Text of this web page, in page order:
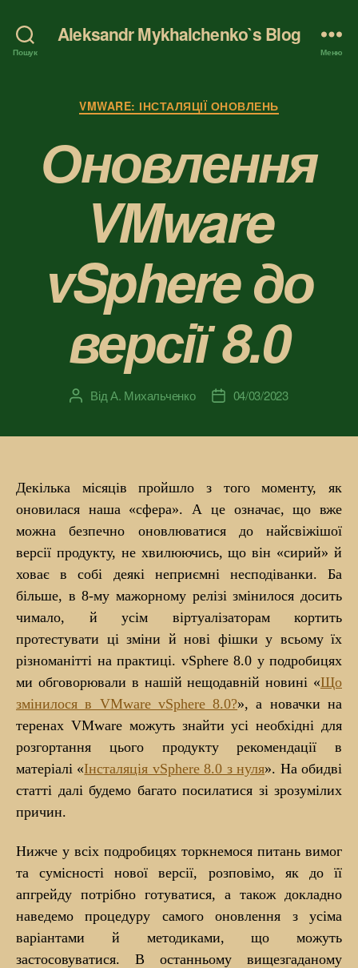
Пошук
Aleksandr Mykhalchenko`s Blog
Меню
Категорії
VMWARE: ІНСТАЛЯЦІЇ ОНОВЛЕНЬ
Оновлення
VMware
vSphere до
версії 8.0
Автор
ВідА. Михальченко
Дата04/03/2023
Декілька місяців пройшло з того моменту, як
оновилася наша «сфера». А це означає, що вже
можна безпечно оновлюватися до найсвіжішої
версії продукту, не хвилюючись, що він «сирий» й
ховає в собі деякі неприємні несподіванки. Ба
більше, в 8-му мажорному релізі змінилося досить
чимало, й усім віртуалізаторам кортить
протестувати ці зміни й нові фішки у всьому їх
різноманітті на практиці. vSphere 8.0 у подробицях
ми обговорювали в нашій нещодавній новині «Що
змінилося в VMware vSphere 8.0?», а новачки на
теренах VMware можуть знайти усі необхідні для
розгортання цього продукту рекомендації в
матеріалі «Інсталяція vSphere 8.0 з нуля». На обидві
статті далі будемо багато посилатися зі зрозумілих
причин.
Нижче у всіх подробицях торкнемося питань вимог
та сумісності нової версії, розповімо, як до її
апгрейду потрібно готуватися, а також докладно
наведемо процедуру самого оновлення з усіма
варіантами й методиками, що можуть
застосовуватися. В останньому вищезгаданому